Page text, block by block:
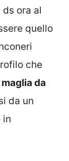
ora al
quello
che
da
da un
in